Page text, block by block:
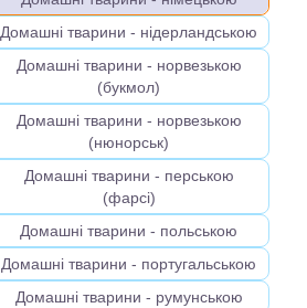
Домашні тварини - нідерландською
Домашні тварини - норвезькою
(букмол)
Домашні тварини - норвезькою
(нюнорськ)
Домашні тварини - перською
(фарсі)
Домашні тварини - польською
Домашні тварини - португальською
Домашні тварини - румунською